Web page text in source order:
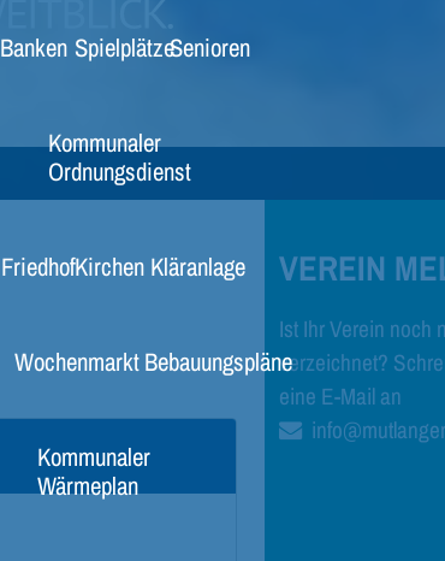
Banken SpielplätzeSenioren
Kommunaler
Ordnungsdienst
FriedhofKirchen Kläranlage
WochenmarktBebauungspläne
Kommunaler
Wärmeplan
VEREIN
Ist Ihr Verein noch
verzeichnet?
eine E-Mail an